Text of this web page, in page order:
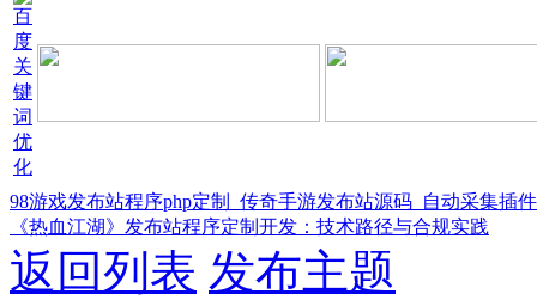
98游戏发布站程序php定制_传奇手游发布站源码_自动采集插
《热血江湖》发布站程序定制开发：技术路径与合规实践
返回列表 发布主题